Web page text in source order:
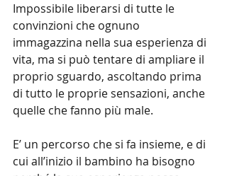
Impossibile liberarsi di tutte le
convinzioni che ognuno
immagazzina nella sua esperienza di
vita, ma si può tentare di ampliare il
proprio sguardo, ascoltando prima
di tutto le proprie sensazioni, anche
quelle che fanno più male.
E’ un percorso che si fa insieme, e di
cui all’inizio il bambino ha bisogno